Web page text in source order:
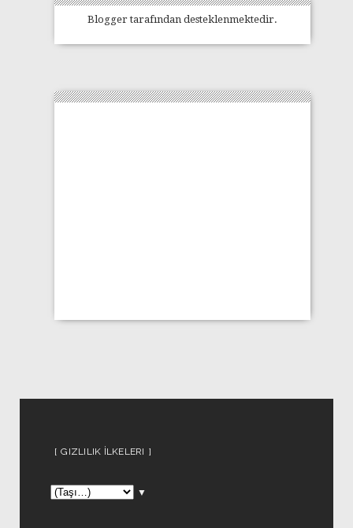
Bloggertarafından desteklenmektedir.
GIZLILIK İLKELERI
▼